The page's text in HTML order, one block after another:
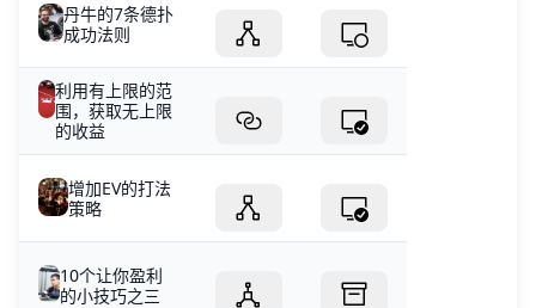
丹牛的7条德扑
成功法则
利用有上限的范
围，获取无上限
的收益
增加EV的打法
策略
10个让你盈利
的小技巧之三